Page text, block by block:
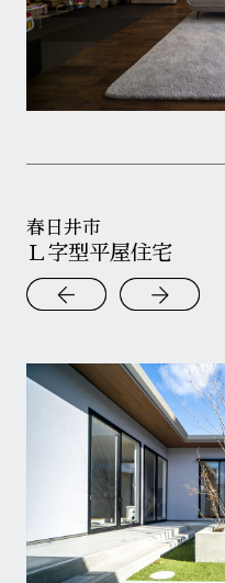
春日井市
Ｌ字型平屋住宅